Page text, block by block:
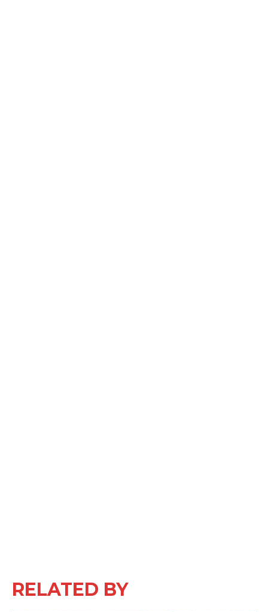
RELATED BY